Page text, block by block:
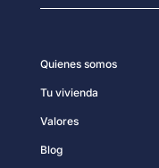
Quienes somos
Tu vivienda
Valores
Blog